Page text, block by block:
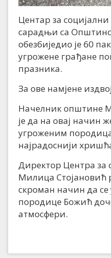
Центар за
сарадњи са
обезбиједио је 60
угрожене грађане
празника.
За ове намјене
Начелник општине
је да на овај начин
угроженим
најрадоснији
Директор Центра за
Милица Стојановић
скроман начин да
породице Божић
атмосфери.